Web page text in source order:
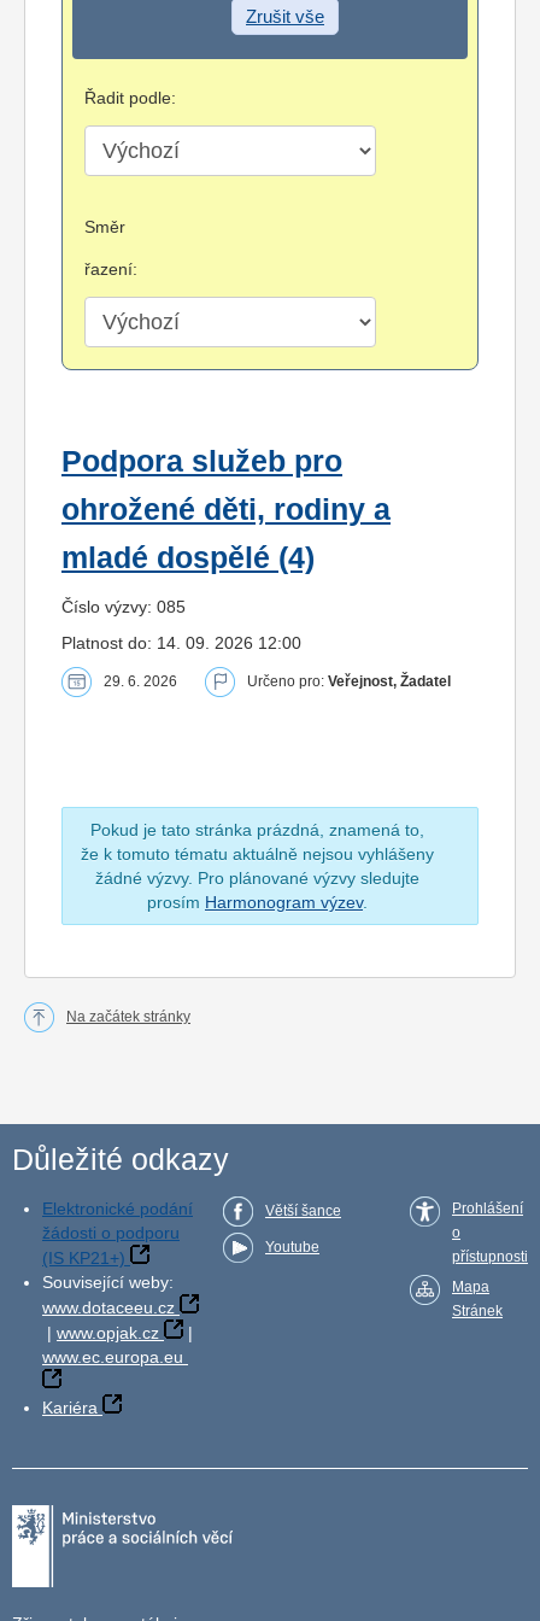
Zrušit vše
Řadit podle:
Směr
řazení:
Podpora služeb pro
ohrožené děti, rodiny a
mladé dospělé (4)
Číslo výzvy: 085
Platnost do: 14. 09. 2026 12:00
29. 6. 2026 Určeno pro: Veřejnost, Žadatel
Pokud je tato stránka prázdná, znamená to,
že k tomuto tématu aktuálně nejsou vyhlášeny
žádné výzvy. Pro plánované výzvy sledujte
prosím Harmonogram výzev.
Na začátek stránky
Důležité odkazy
Elektronické podání
žádosti o podporu
(IS KP21+)
Související weby:
www.dotaceeu.cz
| www.opjak.cz
|
www.ec.europa.eu
Kariéra
Větší šance
Youtube
Prohlášení
o
přístupnosti
Mapa
Stránek